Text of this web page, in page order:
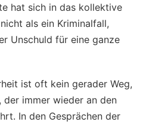
hat sich in das kollektive
als ein Kriminalfall,
Unschuld für eine ganze
ist oft kein gerader Weg,
der immer wieder an den
In den Gesprächen der